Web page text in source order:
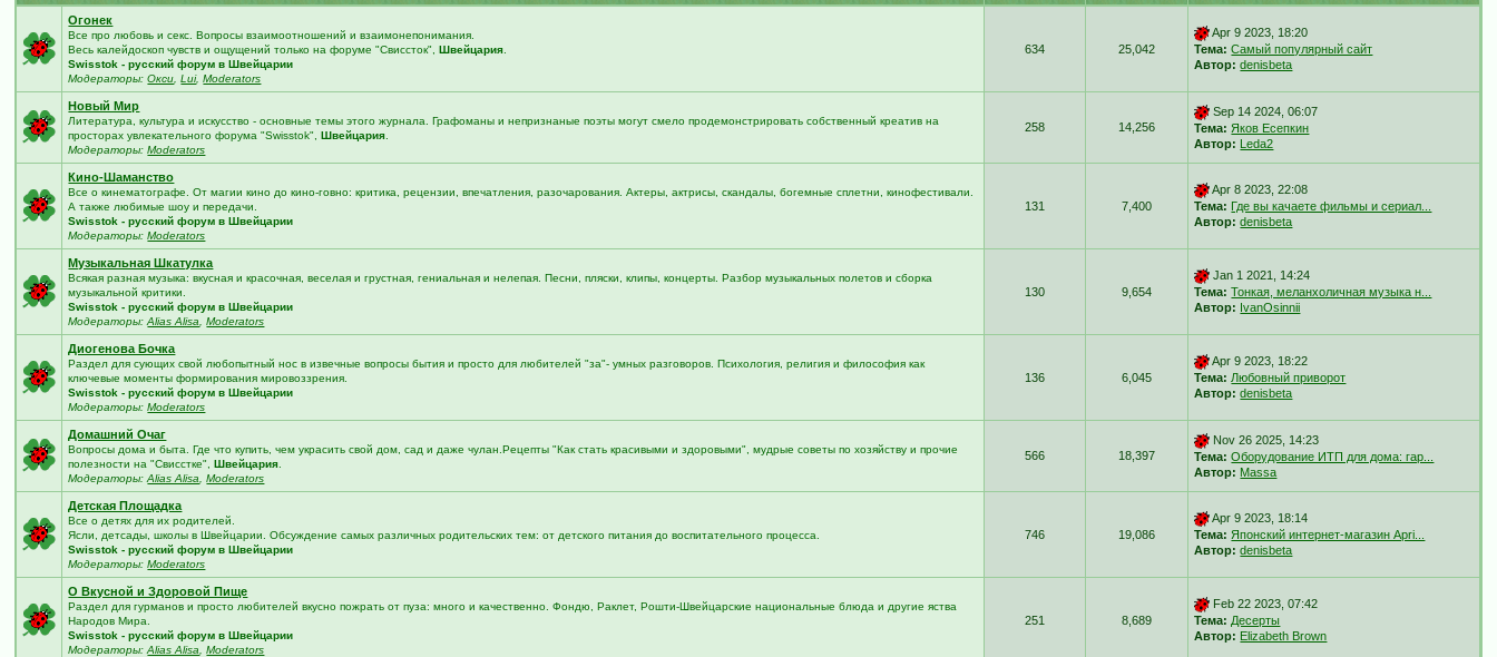
Огонек
Все про любовь и секс. Вопросы взаимоотношений и взаимонепонимания.
Весь калейдоскоп чувств и ощущений только на форуме "Свиссток",Швейцария
Swisstok - русский форум в Швейцарии
Модераторы:Окси ,Lui,Moderators
634 25,042
Apr 9 2023, 18:20
Тема: Самый популярный сайт
Автор: denisbeta
Новый Мир
Литература, культура и искусство - основные темы этого журнала. Графоманы и непризнаные поэты могут смело продемонстрировать собственный креатив на
просторах увлекательного форума "Swisstok",Швейцария
Модераторы:Moderators
258 14,256
Sep 14 2024, 06:07
Тема: Яков Есепкин
Автор: Leda2
Кино-Шаманство
Все о кинематографе. От магии кино до кино-говно: критика, рецензии, впечатления, разочарования. Актеры, актрисы, скандалы, богемные сплетни, кинофестивали.
А также любимые шоу и передачи.
Swisstok - русский форум в Швейцарии
Модераторы:Moderators
131 7,400
Apr 8 2023, 22:08
Тема: Где вы качаете фильмы и сериал...
Автор: denisbeta
Музыкальная Шкатулка
Всякая разная музыка: вкусная и красочная, веселая и грустная, гениальная и нелепая. Песни, пляски, клипы, концерты. Разбор музыкальных полетов и сборка
музыкальной критики.
Swisstok - русский форум в Швейцарии
Модераторы:Alias Alisa ,Moderators
130 9,654
Jan 1 2021, 14:24
Тема: Тонкая, меланхоличная музыка н...
Автор: IvanOsinnii
Диогенова Бочка
Раздел для сующих свой любопытный нос в извечные вопросы бытия и просто для любителей "за"- умных разговоров. Психология, религия и философия как
ключевые моменты формирования мировоззрения.
Swisstok - русский форум в Швейцарии
Модераторы:Moderators
136 6,045
Apr 9 2023, 18:22
Тема: Любовный приворот
Автор: denisbeta
Домашний Очаг
Вопросы дома и быта. Где что купить, чем украсить свой дом, сад и даже чулан.Рецепты "Как стать красивыми и здоровыми", мудрые советы по хозяйству и прочие
полезности на "Свисстке",Швейцария
Модераторы:Alias Alisa ,Moderators
566 18,397
Nov 26 2025, 14:23
Тема: Оборудование ИТП для дома: гар...
Автор: Massa
Детская Площадка
Все о детях для их родителей.
Ясли, детсады, школы в Швейцарии. Обсуждение самых различных родительских тем: от детского питания до воспитательного процесса.
Swisstok - русский форум в Швейцарии
Модераторы:Moderators
746 19,086
Apr 9 2023, 18:14
Тема: Японский интернет-магазин Apri...
Автор: denisbeta
О Вкусной и Здоровой Пище
Раздел для гурманов и просто любителей вкусно пожрать от пуза: много и качественно. Фондю, Раклет, Рошти-Швейцарские национальные блюда и другие яства
Народов Мира.
Swisstok - русский форум в Швейцарии
Модераторы:Alias Alisa ,Moderators
251 8,689
Feb 22 2023, 07:42
Тема: Десерты
Автор: Elizabeth Brown